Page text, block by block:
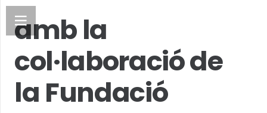
amb la
col·laboració de
la Fundació